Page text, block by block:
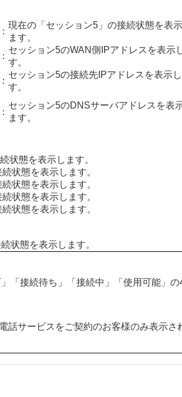
：
現在の「セッション5」の接続状態を表
ます。
：
セッション5のWAN側IPアドレスを表示
す。
：
セッション5の接続先IPアドレスを表示し
す。
：
セッション5のDNSサーバアドレスを表
ます。
状態を表示します。
状態を表示します。
状態を表示します。
状態を表示します。
状態を表示します。
状態を表示します。
「接続待ち」「接続中」「使用可能」の
話サービスをご契約のお客様のみ表示さ